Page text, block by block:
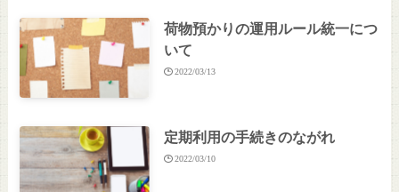
荷物預かりの運用ルール統一につ
いて
2022/03/13
定期利用の手続きのながれ
2022/03/10